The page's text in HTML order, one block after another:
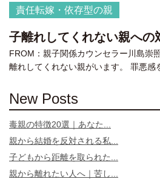
責任転嫁・依存型の親
子離れしてくれない親への
FROM：親子関係カウンセラー川島
離れしてくれない親がいます。 罪悪感
New Posts
毒親の特徴20選｜あなた...
親から結婚を反対される私...
子どもから距離を取られた...
親から離れたい人へ｜苦し...